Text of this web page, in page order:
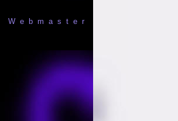
W e b m a s t e r